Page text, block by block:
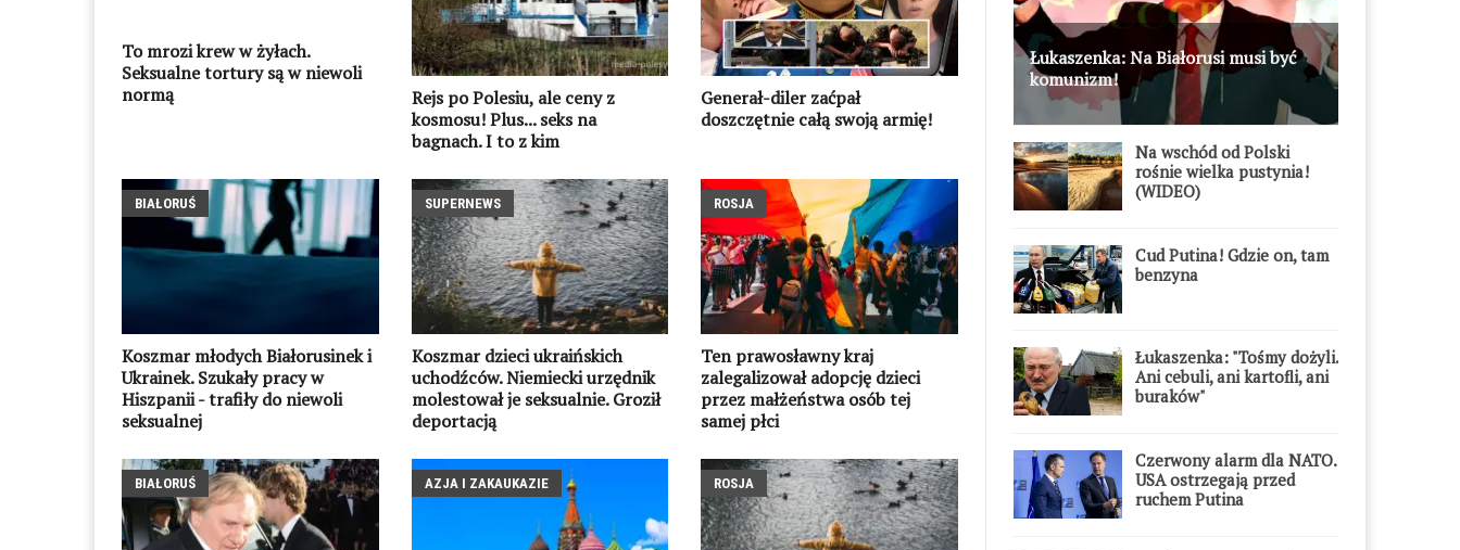
To mrozi krew w żyłach.
Seksualne tortury są w niewoli
normą
Rejs po Polesiu, ale ceny z
kosmosu! Plus... seks na
bagnach. I to z kim
Generał-diler zaćpał
doszczętnie całą swoją armię!
BIAŁORUŚ
Koszmar młodych Białorusinek i
Ukrainek. Szukały pracy w
Hiszpanii - trafiły do niewoli
seksualnej
SUPERNEWS
Koszmar dzieci ukraińskich
uchodźców. Niemiecki urzędnik
molestował je seksualnie. Groził
deportacją
ROSJA
Ten prawosławny kraj
zalegalizował adopcję dzieci
przez małżeństwa osób tej
samej płci
BIAŁORUŚ AZJA I ZAKAUKAZIE ROSJA
Łukaszenka: Na Białorusi musi być
komunizm!
Na wschód od Polski
rośnie wielka pustynia!
(WIDEO)
Cud Putina! Gdzie on, tam
benzyna
Łukaszenka: "Tośmy dożyli.
Ani cebuli, ani kartofli, ani
buraków"
Czerwony alarm dla NATO.
USA ostrzegają przed
ruchem Putina